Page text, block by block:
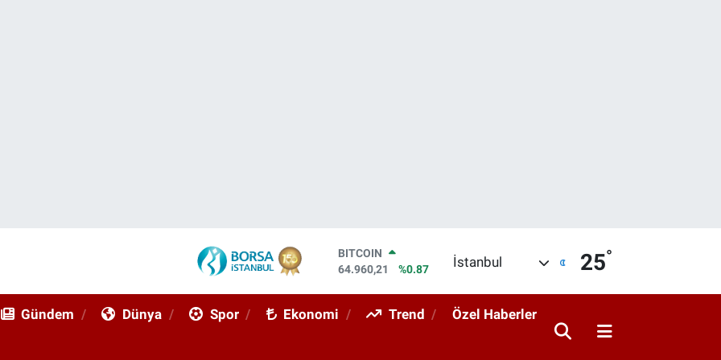
DOLAR
47,7436
%0.18
STERLİN
İstanbul 25°
Gündem Dünya Spor Ekonomi Trend Özel Haberler